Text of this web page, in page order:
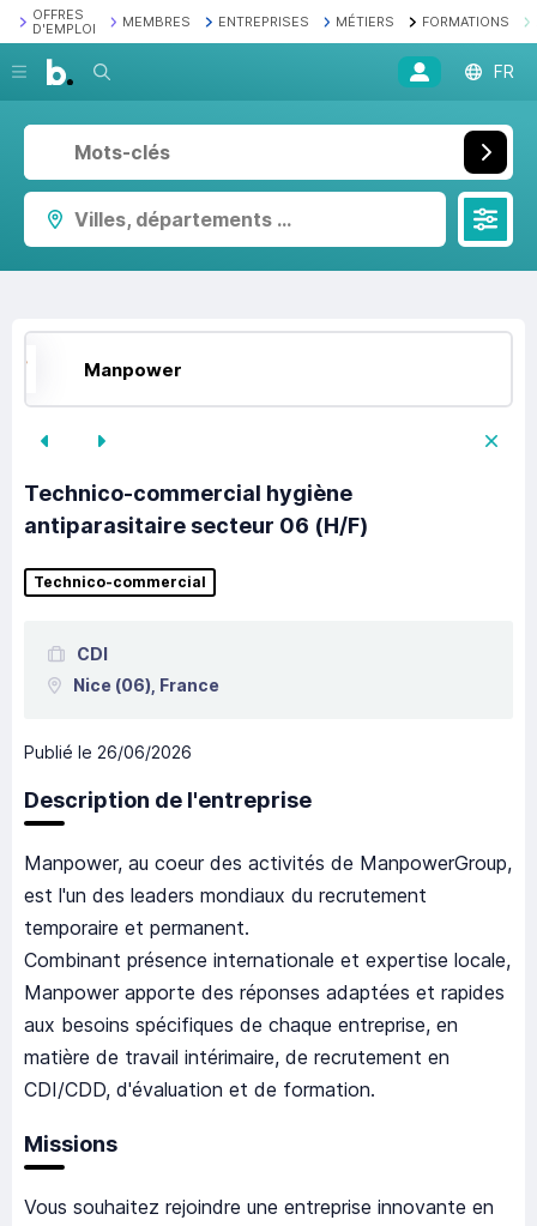
OFFRES
D'EMPLOI
MEMBRES ENTREPRISES MÉTIERS FORMATIONS
Recherche FR
Villes, départements ...
Manpower
Technico-commercial hygiène
antiparasitaire secteur 06 (H/F)
Technico-commercial
CDI
Nice (06), France
Publié le 26/06/2026
Description de l'entreprise
Manpower, au coeur des activités de ManpowerGroup,
est l'un des leaders mondiaux du recrutement
temporaire et permanent.
Combinant présence internationale et expertise locale,
Manpower apporte des réponses adaptées et rapides
aux besoins spécifiques de chaque entreprise, en
matière de travail intérimaire, de recrutement en
CDI/CDD, d'évaluation et de formation.
Missions
Vous souhaitez rejoindre une entreprise innovante en